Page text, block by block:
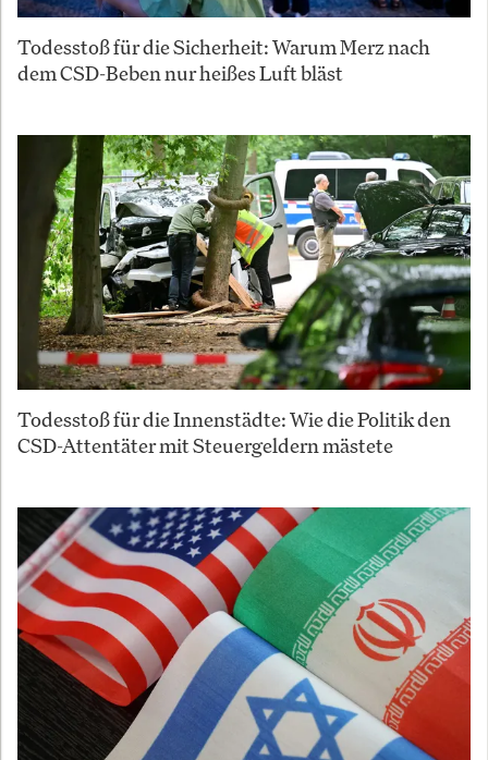
Todesstoß für die Sicherheit: Warum Merz nach
dem CSD-Beben nur heißes Luft bläst
Todesstoß für die Innenstädte: Wie die Politik den
CSD-Attentäter mit Steuergeldern mästete